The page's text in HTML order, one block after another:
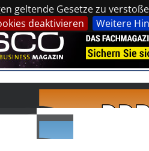
geltende Gesetze zu
deaktivieren Weitere